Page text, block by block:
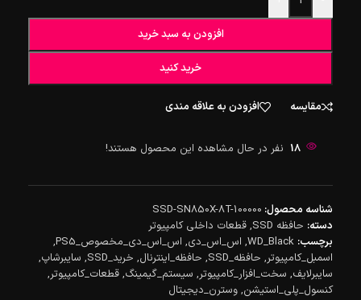
افزودن به سبد خرید
خرید کنید
مقایسه افزودن به علاقه مندی
18 نفر در حال مشاهده این محصول هستند!
شناسه محصول: SSD-SN850X-8T-100000
دسته: حافظه SSD , قطعات داخلی کامپیوتر
برچسب: WD_Black
, اس_اس_دی, اس_اس_دی_مخصوص_PS5
,
اسمبل_کامپیوتر, حافظه_SSD , حافظه_اینترنال, خرید_SSD , سایبرشاپ,
سایبرلایف, سخت_افزار_کامپیوتر, سیستم_گیمینگ, قطعات_کامپیوتر,
کنسول_پلی_استیشن, وسترن_دیجیتال